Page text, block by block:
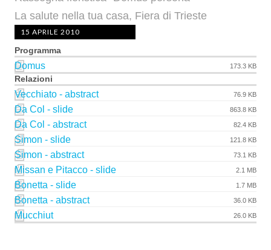
La salute nella tua casa, Fiera di Trieste
15 APRILE 2010
Programma
Domus 173.3 KB
Relazioni
Vecchiato - abstract 76.9 KB
Da Col - slide 863.8 KB
Da Col - abstract 82.4 KB
Simon - slide 121.8 KB
Simon - abstract 73.1 KB
Missan e Pitacco - slide 2.1 MB
Bonetta - slide 1.7 MB
Bonetta - abstract 36.0 KB
Mucchiut 26.0 KB